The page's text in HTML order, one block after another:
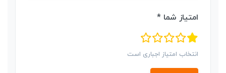
امتیاز شما *
انتخاب امتیاز اجباری است